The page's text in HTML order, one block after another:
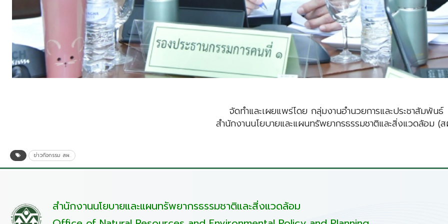
จัดทำและเผยแพร่โดย กลุ่มงานอำนวยการและประชาสัมพันธ์
สำนักงานนโยบายและแผนทรัพยากรธรรมชาติและสิ่งแวดล้อม (
ข่าวกิจกรรม สผ.
สำนักงานนโยบายและแผนทรัพยากรธรรมชาติและสิ่งแวดล้อม